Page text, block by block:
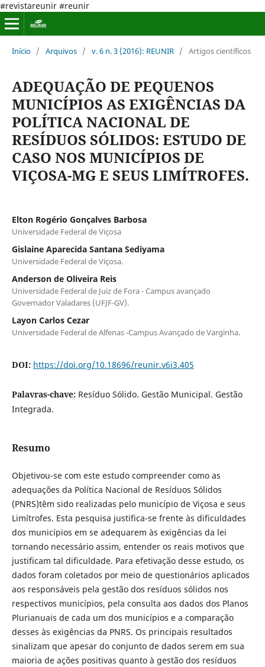
#revistareunir #reunir
Início / Arquivos / v. 6 n. 3 (2016): REUNIR / Artigos científicos
ADEQUAÇÃO DE PEQUENOS
MUNICÍPIOS AS EXIGÊNCIAS DA
POLÍTICA NACIONAL DE
RESÍDUOS SÓLIDOS: ESTUDO DE
CASO NOS MUNICÍPIOS DE
VIÇOSA-MG E SEUS LIMÍTROFES.
Elton Rogério Gonçalves Barbosa
Universidade Federal de Viçosa
Gislaine Aparecida Santana Sediyama
Universidade Federal de Viçosa.
Anderson de Oliveira Reis
Universidade Federal de Juiz de Fora - Campus avançado
Governador Valadares (UFJF-GV).
Layon Carlos Cezar
Universidade Federal de Alfenas -Campus Avançado de Varginha.
DOI: https://doi.org/10.18696/reunir.v6i3.405
Palavras-chave: Resíduo Sólido. Gestão Municipal. Gestão
Integrada.
Resumo
Objetivou-se com este estudo compreender como as
adequações da Política Nacional de Resíduos Sólidos
(PNRS)têm sido realizadas pelo município de Viçosa e seus
Limítrofes. Esta pesquisa justifica-se frente às dificuldades
dos municípios em se adequarem às exigências da lei
tornando necessário assim, entender os reais motivos que
justificam tal dificuldade. Para efetivação desse estudo, os
dados foram coletados por meio de questionários aplicados
aos responsáveis pela gestão dos resíduos sólidos nos
respectivos municípios, pela consulta aos dados dos Planos
Plurianuais de cada um dos municípios e a comparação
desses às exigências da PNRS. Os principais resultados
sinalizam que apesar do conjunto de dados serem em sua
maioria de ações positivas quanto à gestão dos resíduos